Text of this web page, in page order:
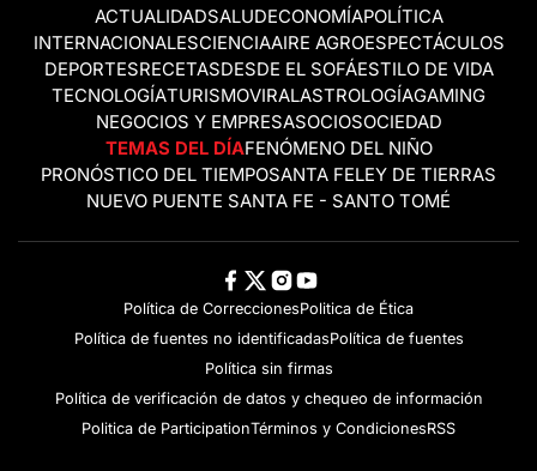
ACTUALIDADSALUDECONOMÍAPOLÍTICA
INTERNACIONALESCIENCIAAIRE AGROESPECTÁCULOS
DEPORTESRECETASDESDE EL SOFÁESTILO DE VIDA
TECNOLOGÍATURISMOVIRALASTROLOGÍAGAMING
NEGOCIOS Y EMPRESASOCIOSOCIEDAD
TEMAS DEL DÍAFENÓMENO DEL NIÑO
PRONÓSTICO DEL TIEMPOSANTA FELEY DE TIERRAS
NUEVO PUENTE SANTA FE - SANTO TOMÉ
Política de CorreccionesPolitica de Ética
Política de fuentes no identificadasPolítica de fuentes
Política sin firmas
Política de verificación de datos y chequeo de información
Politica de ParticipationTérminos y CondicionesRSS